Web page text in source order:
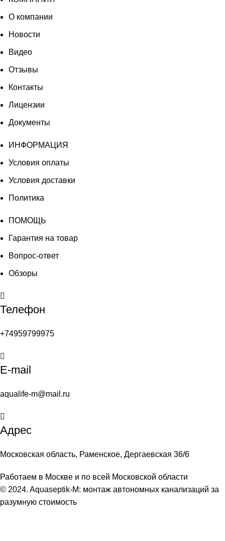
О компании
Новости
Видео
Отзывы
Контакты
Лицензии
Документы
ИНФОРМАЦИЯ
Условия оплаты
Условия доставки
Политика
ПОМОЩЬ
Гарантия на товар
Вопрос-ответ
Обзоры
Телефон
+74959799975
E-mail
aqualife-m@mail.ru
Адрес
Московская область, Раменское, Дергаевская 36/6
Работаем в Москве и по всей Московской области
© 2024. Aquaseptik-M: монтаж автономных канализаций за
разумную стоимость